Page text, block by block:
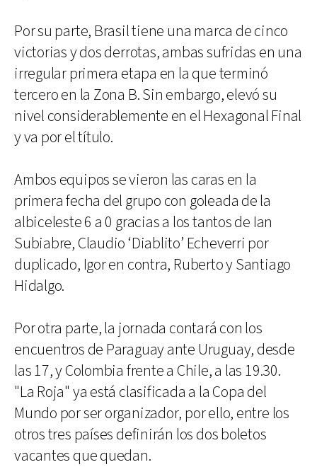
Por su parte, Brasil tiene una marca de cinco
victorias y dos derrotas, ambas sufridas en una
irregular primera etapa en la que terminó
tercero en la Zona B. Sin embargo, elevó su
nivel considerablemente en el Hexagonal Final
y va por el título.
Ambos equipos se vieron las caras en la
primera fecha del grupo con goleada de la
albiceleste 6 a 0 gracias a los tantos de Ian
Subiabre, Claudio ‘Diablito’ Echeverri por
duplicado, Igor en contra, Ruberto y Santiago
Hidalgo.
Por otra parte, la jornada contará con los
encuentros de Paraguay ante Uruguay, desde
las 17, y Colombia frente a Chile, a las 19.30.
"La Roja" ya está clasificada a la Copa del
Mundo por ser organizador, por ello, entre los
otros tres países definirán los dos boletos
vacantes que quedan.